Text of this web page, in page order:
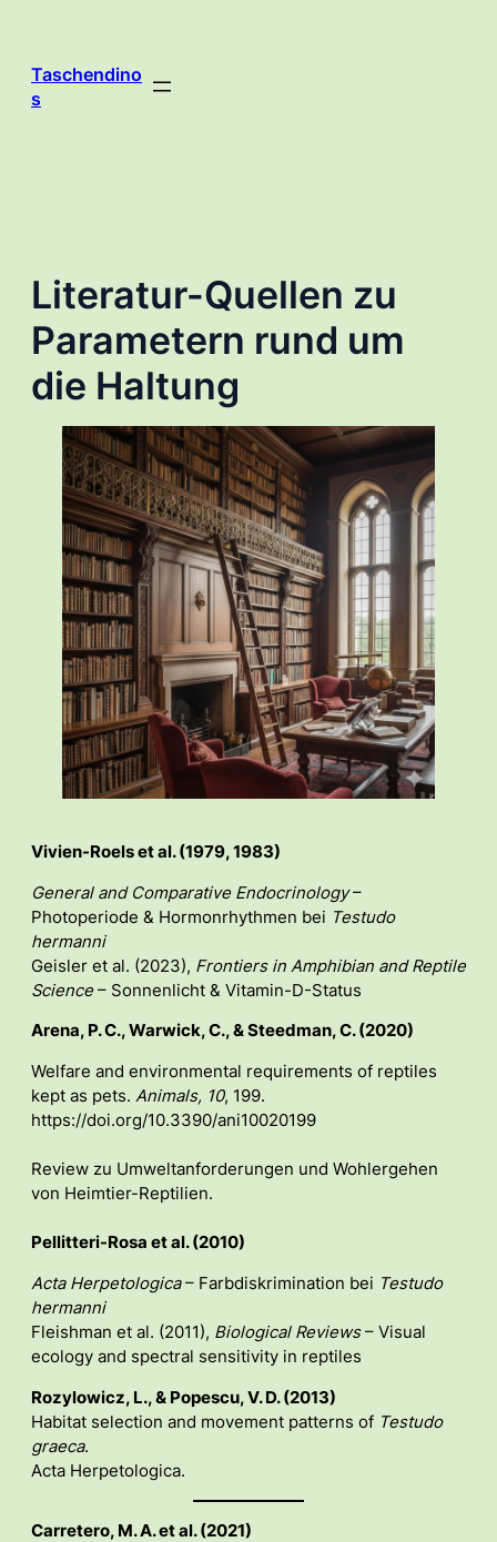
springen
Taschendino
s
Literatur-Quellen zu
Parametern rund um
die Haltung
Vivien-Roels et al. (1979, 1983)
General and Comparative Endocrinology–
Photoperiode & Hormonrhythmen bei Testudo
hermanni
Geisler et al. (2023), Frontiers in Amphibian and Reptile
Science– Sonnenlicht & Vitamin-D-Status
Arena, P. C., Warwick, C., &Steedman, C. (2020)
Welfare and environmental requirements of reptiles
kept as pets. Animals, 10, 199.
https://doi.org/10.3390/ani10020199
Review zu Umweltanforderungen und Wohlergehen
von Heimtier-Reptilien.
Pellitteri-Rosa et al. (2010)
Acta Herpetologica– Farbdiskrimination bei Testudo
hermanni
Fleishman et al. (2011), Biological Reviews– Visual
ecology and spectral sensitivity in reptiles
Rozylowicz, L., & Popescu, V. D. (2013)
Habitat selection and movement patterns of Testudo
graeca.
Acta Herpetologica.
Carretero, M. A. et al. (2021)